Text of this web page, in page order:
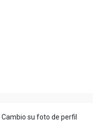
Cambio su foto de perfil